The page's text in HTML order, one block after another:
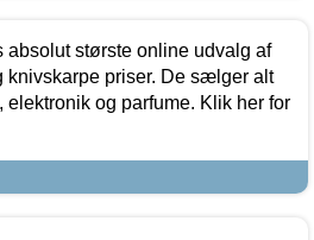
absolut største online udvalg af
knivskarpe priser. De sælger alt
og parfume. Klik her for